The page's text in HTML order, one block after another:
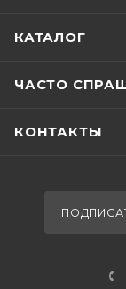
КАТАЛОГ
ЧАСТО
КОНТАКТЫ